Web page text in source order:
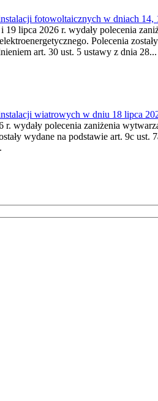
fotowoltaicznych w dniach 14,
lipca 2026 r. wydały polecenia
Polecenia
art. 30 ust. 5 ustawy z dnia 28...
wiatrowych w dniu 18 lipca
wydały polecenia zaniżenia
wydane na podstawie art. 9c